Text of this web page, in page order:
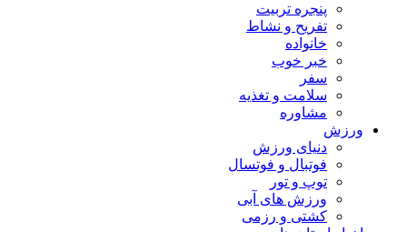
پنجره تربیت
تفریح و نشاط
خانواده
خبر خوب
سفر
سلامت و تغذیه
مشاوره
ورزش
دنیای ورزش
فوتبال و فوتسال
توپ و تور
ورزش های آبی
کشتی و رزمی